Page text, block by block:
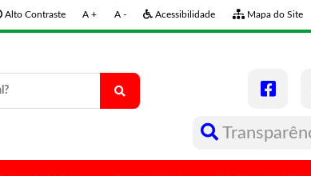
Alto Contraste A + A - Acessibilidade Mapa do Site